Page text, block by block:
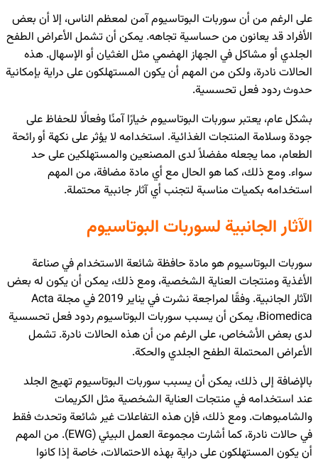
على الرغم من أن سوربات البوتاسيوم آمن لمعظم الناس، إلا أن بعض
الأفراد قد يعانون من حساسية تجاهه. يمكن أن تشمل الأعراض الطفح
الجلدي أو مشاكل في الجهاز الهضمي مثل الغثيان أو الإسهال. هذه
الحالات نادرة، ولكن من المهم أن يكون المستهلكون على دراية بإمكانية
حدوث ردود فعل تحسسية.
بشكل عام، يعتبر سوربات البوتاسيوم خيارًا آمنًا وفعالًا للحفاظ على
جودة وسلامة المنتجات الغذائية. استخدامه لا يؤثر على نكهة أو رائحة
الطعام، مما يجعله مفضلاً لدى المصنعين والمستهلكين على حد
سواء. ومع ذلك، كما هو الحال مع أي مادة مضافة، من المهم
استخدامه بكميات مناسبة لتجنب أي آثار جانبية محتملة.
الآثار الجانبية لسوربات البوتاسيوم
سوربات البوتاسيوم هو مادة حافظة شائعة الاستخدام في صناعة
الأغذية ومنتجات العناية الشخصية، ومع ذلك، يمكن أن يكون له بعض
الآثار الجانبية. وفقًا لمراجعة نشرت في يناير 2019 في مجلة Acta
Biomedica، يمكن أن يسبب سوربات البوتاسيوم ردود فعل تحسسية
لدى بعض الأشخاص، على الرغم من أن هذه الحالات نادرة. تشمل
الأعراض المحتملة الطفح الجلدي والحكة.
بالإضافة إلى ذلك، يمكن أن يسبب سوربات البوتاسيوم تهيج الجلد
عند استخدامه في منتجات العناية الشخصية مثل الكريمات
والشامبوهات. ومع ذلك، فإن هذه التفاعلات غير شائعة وتحدث فقط
في حالات نادرة، كما أشارت مجموعة العمل البيئي (EWG). من المهم
أن يكون المستهلكون على دراية بهذه الاحتمالات، خاصة إذا كانوا